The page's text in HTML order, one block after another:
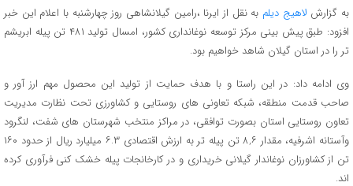
به گزارش لاهیج دیلم به نقل از ایرنا ،رامین گیلانشاهی روز چهارشنبه با اعلام این خبر
افزود: طبق پیش بینی مرکز توسعه نوغانداری کشور، امسال تولید ۴۸۱ تن پیله ابریشم
تر را در استان گیلان شاهد خواهیم بود.
وی ادامه داد: در این راستا و با هدف حمایت از تولید این محصول مهم ارز آور و
صاحب قدمت منطقه، شبکه تعاونی های روستایی و کشاورزی تحت نظارت مدیریت
تعاون روستایی استان بصورت توافقی، در مراکز منتخب شهرستان های شفت، لنگرود
وآستانه اشرفیه، مقدار ۸,۶ تن پیله تر به ارزش اقتصادی ۶.۳ میلیارد ریال از حدود ۱۶۰
تن از کشاورزان نوغاندار گیلانی خریداری و در کارخانجات پیله خشک کنی فرآوری کرده
اند.